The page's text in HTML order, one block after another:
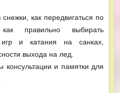
как передвигаться по
правильно выбирать
и катания на санках,
выхода на лед.
консультации и памятки для